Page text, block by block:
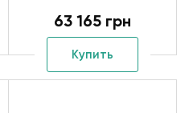
63 165 грн
Купить